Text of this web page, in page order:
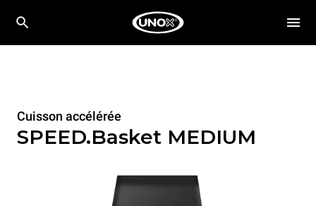
Cuisson accélérée
SPEED.Basket MEDIUM